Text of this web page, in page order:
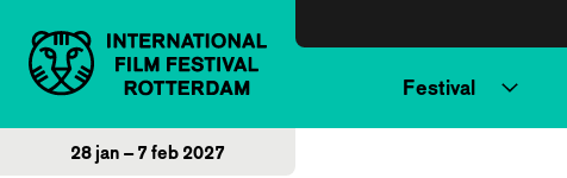
Festival
28 jan – 7 feb 2027